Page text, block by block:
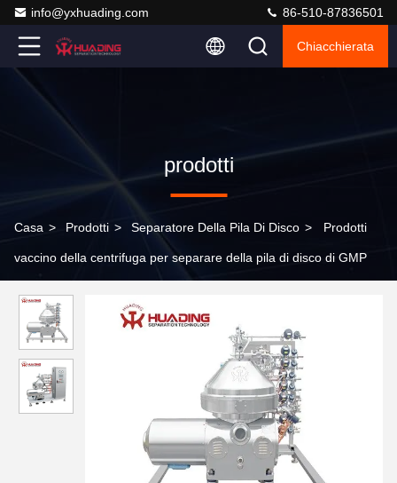
info@yxhuading.com 86-510-87836501
Chiacchierata
prodotti
Casa > Prodotti > Separatore Della Pila Di Disco > Prodotti
vaccino della centrifuga per separare della pila di disco di GMP